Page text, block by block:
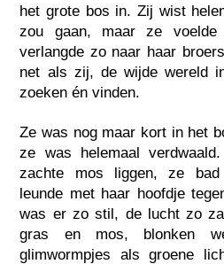
het grote bos in. Zij wist
zou gaan, maar ze
verlangde zo naar haar
net als zij, de wijde wereld
zoeken én vinden.
Ze was nog maar kort in het
ze was helemaal
zachte mos liggen, ze bad
leunde met haar hoofdje
was er zo stil, de lucht zo
gras en mos, blonken
glimwormpjes als groene